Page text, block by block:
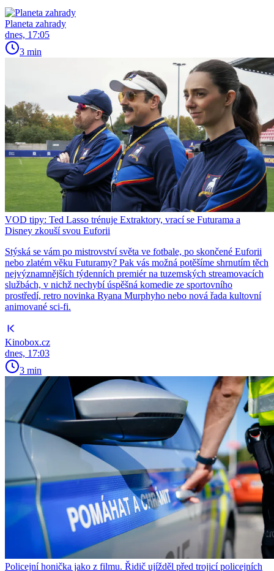
Planeta zahrady
dnes, 17:05
3 min
VOD tipy: Ted Lasso trénuje Extraktory, vrací se Futurama a
Disney zkouší svou Euforii
Stýská se vám po mistrovství světa ve fotbale, po skončené Euforii
nebo zlatém věku Futuramy? Pak vás možná potěšíme shrnutím těch
nejvýznamnějších týdenních premiér na tuzemských streamovacích
službách, v nichž nechybí úspěšná komedie ze sportovního
prostředí, retro novinka Ryana Murphyho nebo nová řada kultovní
animované sci-fi.
Kinobox.cz
dnes, 17:03
3 min
Policejní honička jako z filmu. Řidič ujížděl před trojicí policejních